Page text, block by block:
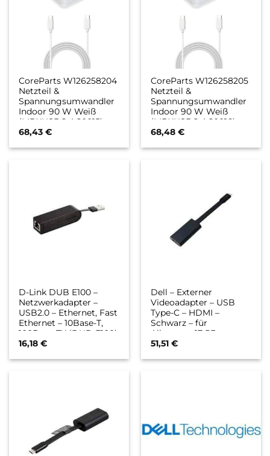
CoreParts W126258204
Netzteil &
Spannungsumwandler
Indoor 90 W Weiß
(MBXUSBC-AC0015)
68,43€
CoreParts W126258205
Netzteil &
Spannungsumwandler
Indoor 90 W Weiß
(MBXUSBC-AC0016)
68,48€
D-Link DUB E100 –
Netzwerkadapter –
USB2.0 – Ethernet, Fast
Ethernet – 10Base-T,
100Base-TX (DUB-E100)
16,18€
Dell – Externer
Videoadapter – USB
Type-C – HDMI –
Schwarz – für
Alienware 17 R3
51,51€